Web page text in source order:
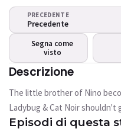
Il video non
Questo video non è
Riprova
PRECEDENTE
Precedente
Segna come
visto
Descrizione
The little brother of Nino
Ladybug & Cat Noir
stop him!
Episodi di questa